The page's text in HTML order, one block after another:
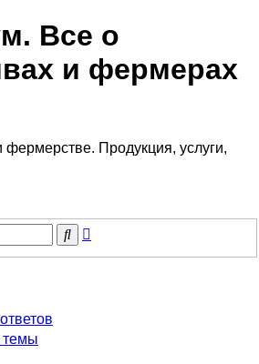
Все о
и фермерах
Продукция, услуги,
Поиск
темы